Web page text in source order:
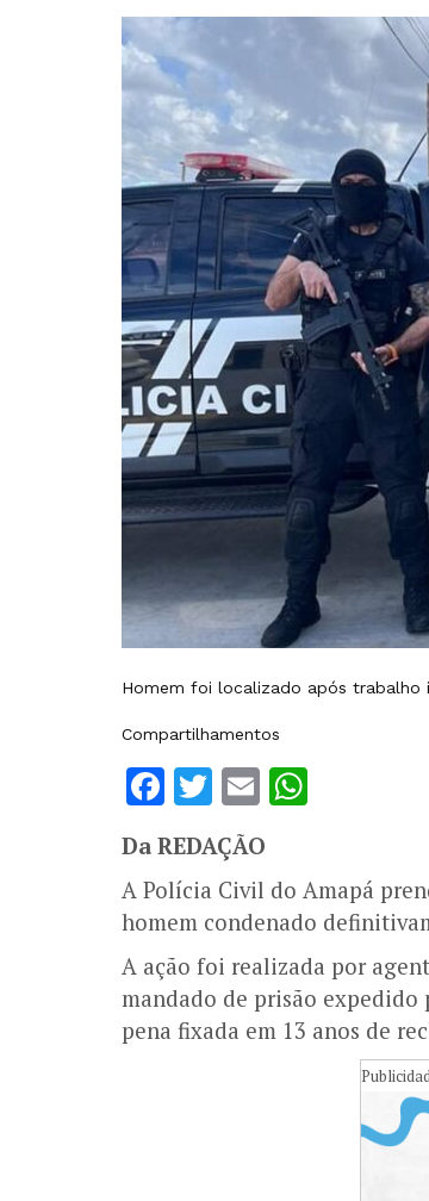
Homem foi localizado após trabalho
Compartilhamentos
Facebook
Twitter
Email
Da REDAÇÃO
A Polícia Civil do Amapá
homem condenado
A ação foi realizada por
mandado de prisão expedido
pena fixada em 13 anos de